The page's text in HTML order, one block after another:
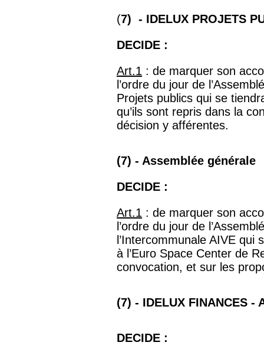
(7) - IDELUX PROJETS
DECIDE :
Art.1 : de marquer son
l’ordre du jour de
Projets publics qui se
qu’ils sont repris dans la
décision y afférentes.
(7) - Assemblée générale
DECIDE :
Art.1 : de marquer son
l’ordre du jour de
l’Intercommunale AIVE
à l’Euro Space Center de
convocation, et sur les
(7) - IDELUX FINANCES -
DECIDE :